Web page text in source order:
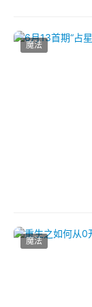
魔法
魔法